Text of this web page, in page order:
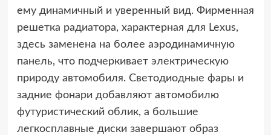
ему динамичный и уверенный вид. Фирменная
решетка радиатора, характерная для Lexus,
здесь заменена на более аэродинамичную
панель, что подчеркивает электрическую
природу автомобиля. Светодиодные фары и
задние фонари добавляют автомобилю
футуристический облик, а большие
легкосплавные диски завершают образ